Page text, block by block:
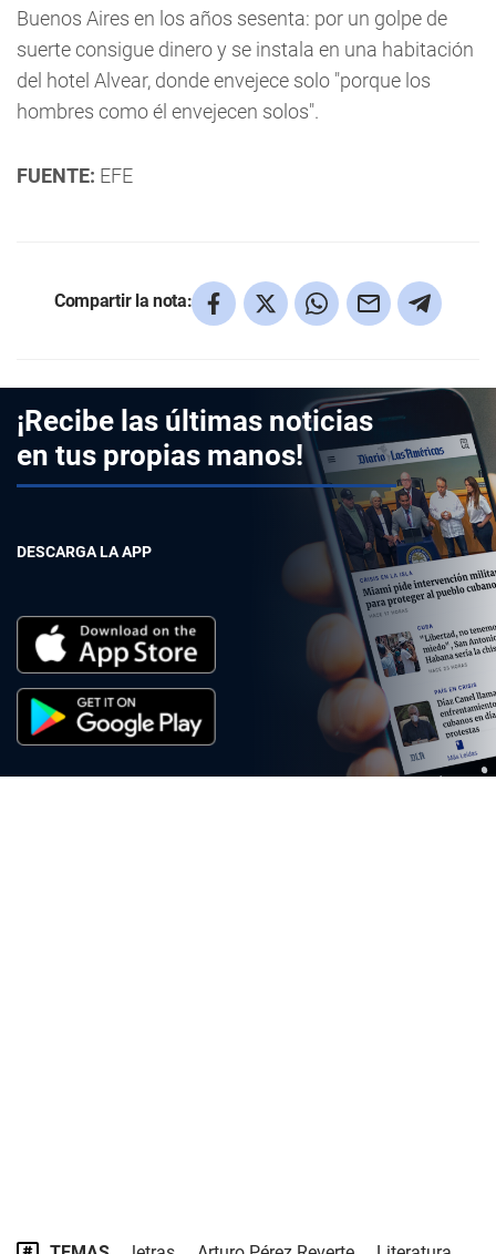
Buenos Aires en los años sesenta: por un golpe de
suerte consigue dinero y se instala en una habitación
del hotel Alvear, donde envejece solo "porque los
hombres como él envejecen solos".
FUENTE: EFE
Compartir la nota:
¡Recibe las últimas noticias
en tus propias manos!
DESCARGA LA APP